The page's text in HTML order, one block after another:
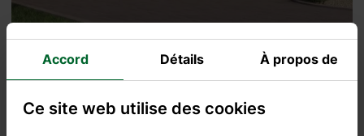
Pourquoi privilégier le bois plutôt que d’autres matériaux ?
Outre ce qui a été mentionné, opter pour des abris pour voitures
Accord Détails À propos de
Ce site web utilise des cookies